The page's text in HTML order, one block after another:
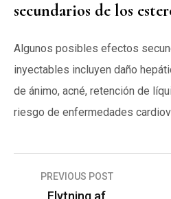
secundarios de los
Algunos posibles efectos
inyectables incluyen daño
de ánimo, acné, retención de
riesgo de enfermedades
PREVIOUS POST
Flytning af